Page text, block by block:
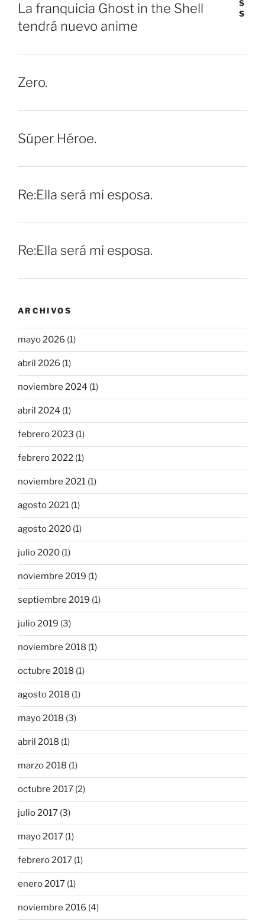
La franquicia Ghost in the Shell
tendrá nuevo anime
Zero.
Súper Héroe.
Re:Ella será mi esposa.
Re:Ella será mi esposa.
ARCHIVOS
mayo 2026 (1)
abril 2026 (1)
noviembre 2024 (1)
abril 2024 (1)
febrero 2023 (1)
febrero 2022 (1)
noviembre 2021 (1)
agosto 2021 (1)
agosto 2020 (1)
julio 2020 (1)
noviembre 2019 (1)
septiembre 2019 (1)
julio 2019 (3)
noviembre 2018 (1)
octubre 2018 (1)
agosto 2018 (1)
mayo 2018 (3)
abril 2018 (1)
marzo 2018 (1)
octubre 2017 (2)
julio 2017 (3)
mayo 2017 (1)
febrero 2017 (1)
enero 2017 (1)
noviembre 2016 (4)